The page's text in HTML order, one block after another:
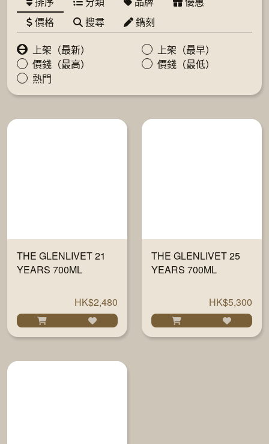
價格
搜尋
鐫刻
上架（最新）
上架（最早）
價錢（最高）
價錢（最低）
熱門
THE GLENLIVET 21
YEARS 700ML
HK$2,480
THE GLENLIVET 25
YEARS 700ML
HK$5,300